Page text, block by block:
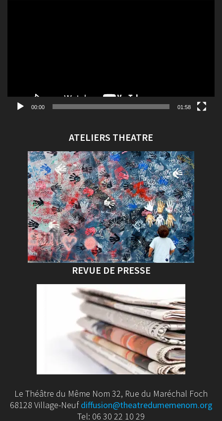
00:00 01:58
ATELIERS THEATRE
REVUE DE PRESSE
Le Théâtre du Même Nom 32, Rue du Maréchal Foch
68128 Village-Neufdiffusion@theatredumemenom.org
Tel: 06 30 22 10 29